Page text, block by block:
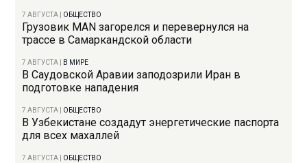
7 АВГУСТА ОБЩЕСТВО
Грузовик MAN загорелся и перевернулся на
трассе в Самаркандской области
7 АВГУСТА В МИРЕ
В Саудовской Аравии заподозрили Иран в
подготовке нападения
7 АВГУСТА ОБЩЕСТВО
В Узбекистане создадут энергетические паспорта
для всех махаллей
7 АВГУСТА ОБЩЕСТВО